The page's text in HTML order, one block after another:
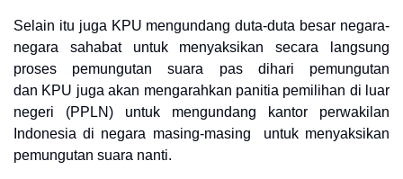
Selain itu juga KPU mengundang duta-duta besar negara-
negara sahabat untuk menyaksikan secara langsung
proses pemungutan suara pas dihari pemungutan
dan KPU juga akan mengarahkan panitia pemilihan di luar
negeri (PPLN) untuk mengundang kantor perwakilan
Indonesia di negara masing-masing untuk menyaksikan
pemungutan suara nanti.